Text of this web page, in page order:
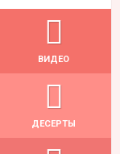
ВИДЕО
ДЕСЕРТЫ